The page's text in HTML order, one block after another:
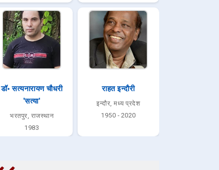
डॉ॰ सत्यनारायण चौधरी
'सत्या'
भरतपुर, राजस्थान
1983
राहत इन्दौरी
इन्दौर, मध्य प्रदेश
1950 - 2020